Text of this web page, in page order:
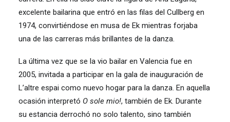
excelente bailarina que entró en las filas del Cullberg en
1974, convirtiéndose en musa de Ek mientras forjaba
una de las carreras más brillantes de la danza.
La última vez que se la vio bailar en Valencia fue en
2005, invitada a participar en la gala de inauguración de
L’altre espai como nuevo hogar para la danza. En aquella
ocasión interpretó O sole mio!, también de Ek. Durante
su estancia derrochó no solo talento, sino también